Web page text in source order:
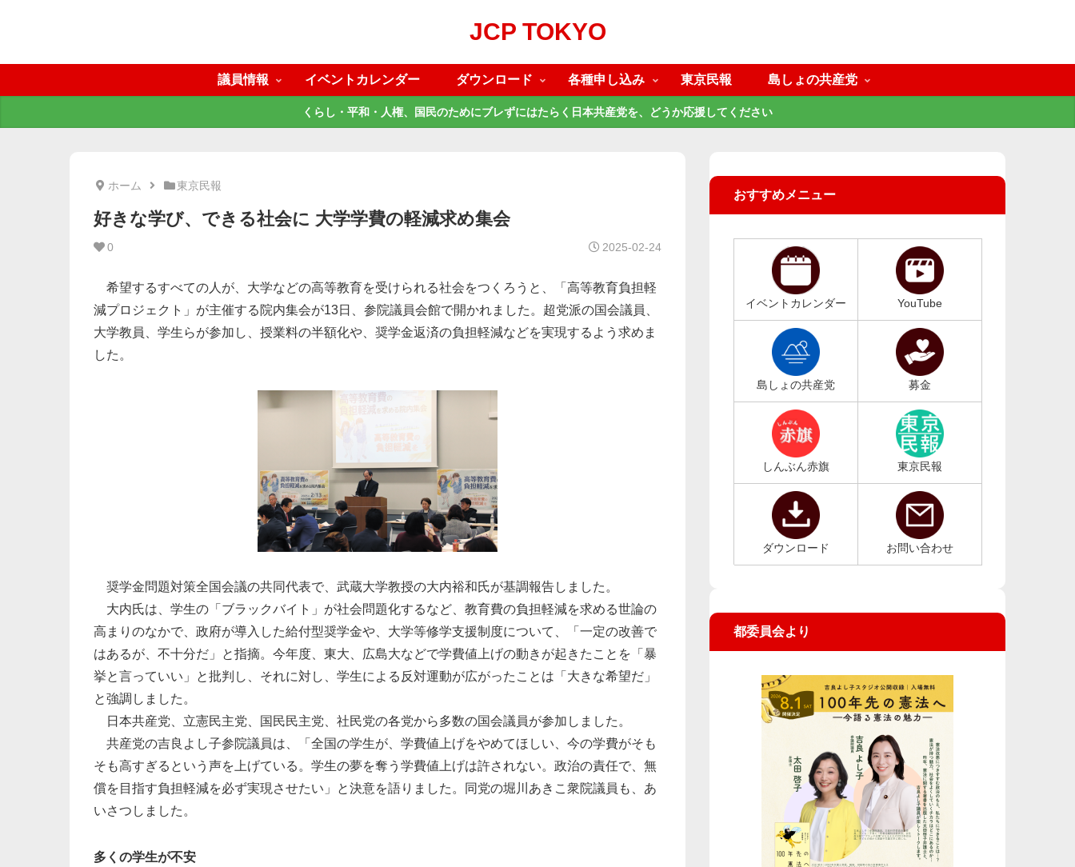
JCP TOKYO
議員情報 イベントカレンダー ダウンロード 各種申し込み 東京民報 島しょの共産党
くらし・平和・人権、国民のためにブレずにはたらく日本共産党を、どうか応援してください
ホーム 東京民報
好きな学び、できる社会に 大学学費の軽減求め集会
0 2025-02-24
希望するすべての人が、大学などの高等教育を受けられる社会をつくろうと、「高等教育負担軽
減プロジェクト」が主催する院内集会が13日、参院議員会館で開かれました。超党派の国会議員、
大学教員、学生らが参加し、授業料の半額化や、奨学金返済の負担軽減などを実現するよう求めま
した。
奨学金問題対策全国会議の共同代表で、武蔵大学教授の大内裕和氏が基調報告しました。
大内氏は、学生の「ブラックバイト」が社会問題化するなど、教育費の負担軽減を求める世論の
高まりのなかで、政府が導入した給付型奨学金や、大学等修学支援制度について、「一定の改善で
はあるが、不十分だ」と指摘。今年度、東大、広島大などで学費値上げの動きが起きたことを「暴
挙と言っていい」と批判し、それに対し、学生による反対運動が広がったことは「大きな希望だ」
と強調しました。
日本共産党、立憲民主党、国民民主党、社民党の各党から多数の国会議員が参加しました。
共産党の吉良よし子参院議員は、「全国の学生が、学費値上げをやめてほしい、今の学費がそも
そも高すぎるという声を上げている。学生の夢を奪う学費値上げは許されない。政治の責任で、無
償を目指す負担軽減を必ず実現させたい」と決意を語りました。同党の堀川あきこ衆院議員も、あ
いさつしました。
多くの学生が不安
おすすめメニュー
イベントカレンダー YouTube
島しょの共産党 募金
しんぶん赤旗 東京民報
ダウンロード お問い合わせ
都委員会より